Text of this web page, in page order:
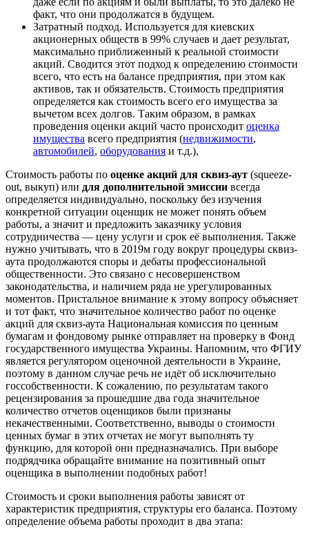
факт, что они продолжатся в будущем.
Затратный подход. Используется для киевских
акционерных обществ в 99% случаев и дает результат,
максимально приближенный к реальной стоимости
акций. Сводится этот подход к определению стоимости
всего, что есть на балансе предприятия, при этом как
активов, так и обязательств. Стоимость предприятия
определяется как стоимость всего его имущества за
вычетом всех долгов. Таким образом, в рамках
проведения оценки акций часто происходит оценка
имущества всего предприятия (недвижимости,
автомобилей, оборудования и т.д.),
Стоимость работы по оценке акций для сквиз-аут (squeeze-
out, выкуп) или для дополнительной эмиссии всегда
определяется индивидуально, поскольку без изучения
конкретной ситуации оценщик не может понять объем
работы, а значит и предложить заказчику условия
сотрудничества — цену услуги и срок её выполнения. Также
нужно учитывать, что в 2019м году вокруг процедуры сквиз-
аута продолжаются споры и дебаты профессиональной
общественности. Это связано с несовершенством
законодательства, и наличием ряда не урегулированных
моментов. Пристальное внимание к этому вопросу объясняет
и тот факт, что значительное количество работ по оценке
акций для сквиз-аута Национальная комиссия по ценным
бумагам и фондовому рынке отправляет на проверку в Фонд
государственного имущества Украины. Напомним, что ФГИУ
является регулятором оценочной деятельности в Украине,
поэтому в данном случае речь не идёт об исключительно
госсобственности. К сожалению, по результатам такого
рецензирования за прошедшие два года значительное
количество отчетов оценщиков были признаны
некачественными. Соответственно, выводы о стоимости
ценных бумаг в этих отчетах не могут выполнять ту
функцию, для которой они предназначались. При выборе
подрядчика обращайте внимание на позитивный опыт
оценщика в выполнении подобных работ!
Стоимость и сроки выполнения работы зависят от
характеристик предприятия, структуры его баланса. Поэтому
определение объема работы проходит в два этапа: